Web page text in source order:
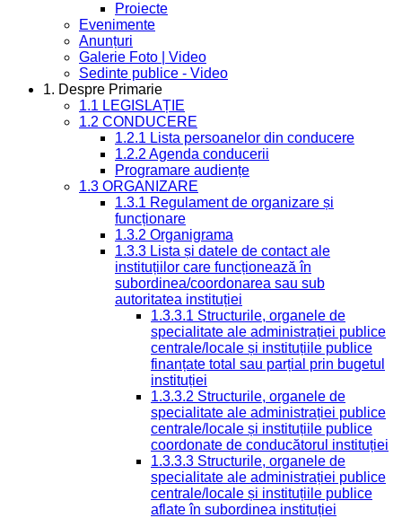
Proiecte
Evenimente
Anunțuri
Galerie Foto | Video
Sedinte publice - Video
1. Despre Primarie
1.1 LEGISLAȚIE
1.2 CONDUCERE
1.2.1 Lista persoanelor din conducere
1.2.2 Agenda conducerii
Programare audiențe
1.3 ORGANIZARE
1.3.1 Regulament de organizare și
funcționare
1.3.2 Organigrama
1.3.3 Lista și datele de contact ale
instituțiilor care funcționează în
subordinea/coordonarea sau sub
autoritatea instituției
1.3.3.1 Structurile, organele de
specialitate ale administrației publice
centrale/locale și instituțiile publice
finanțate total sau parțial prin bugetul
instituției
1.3.3.2 Structurile, organele de
specialitate ale administrației publice
centrale/locale și instituțiile publice
coordonate de conducătorul instituției
1.3.3.3 Structurile, organele de
specialitate ale administrației publice
centrale/locale și instituțiile publice
aflate în subordinea instituției